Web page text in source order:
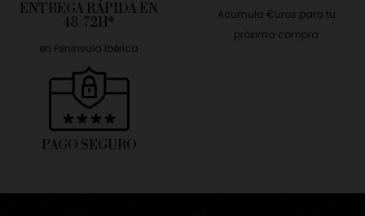
ENTREGA RÁPIDA EN
48-72H*
en Peninsula ibérica
Acumula €uros para tu
próxima compra
PAGO SEGURO